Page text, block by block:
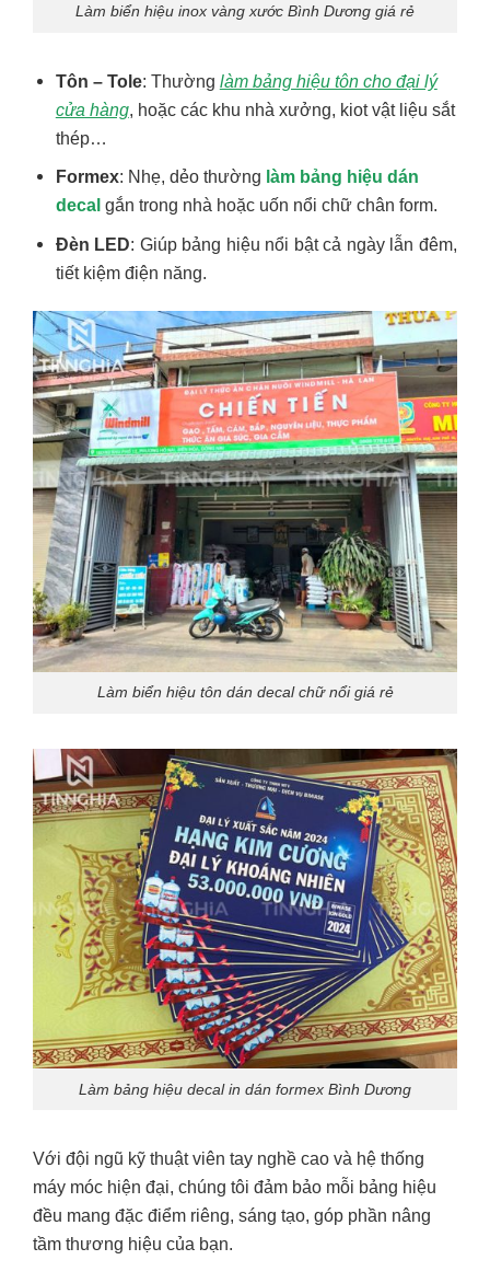
Làm biển hiệu inox vàng xước Bình Dương giá rẻ
Tôn – Tole: Thường làm bảng hiệu tôn cho đại lý
cửa hàng, hoặc các khu nhà xưởng, kiot vật liệu sắt
thép…
Formex: Nhẹ, dẻo thường làm bảng hiệu dán
decal gắn trong nhà hoặc uốn nổi chữ chân form.
Đèn LED: Giúp bảng hiệu nổi bật cả ngày lẫn đêm,
tiết kiệm điện năng.
Làm biển hiệu tôn dán decal chữ nổi giá rẻ
Làm bảng hiệu decal in dán formex Bình Dương
Với đội ngũ kỹ thuật viên tay nghề cao và hệ thống
máy móc hiện đại, chúng tôi đảm bảo mỗi bảng hiệu
đều mang đặc điểm riêng, sáng tạo, góp phần nâng
tầm thương hiệu của bạn.